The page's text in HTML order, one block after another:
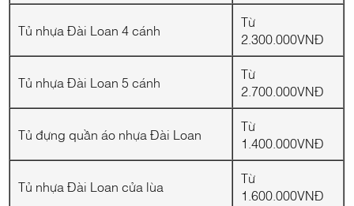
Tủ nhựa Đài Loan 4 cánh
Từ
2.300.000VNĐ
Tủ nhựa Đài Loan 5 cánh
Từ
2.700.000VNĐ
Tủ đựng quần áo nhựa Đài Loan
Từ
1.400.000VNĐ
Tủ nhựa Đài Loan cửa lùa
Từ
1.600.000VNĐ